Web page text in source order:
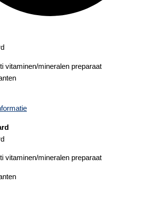
vitaminen/mineralen preparaat
vitaminen/mineralen preparaat